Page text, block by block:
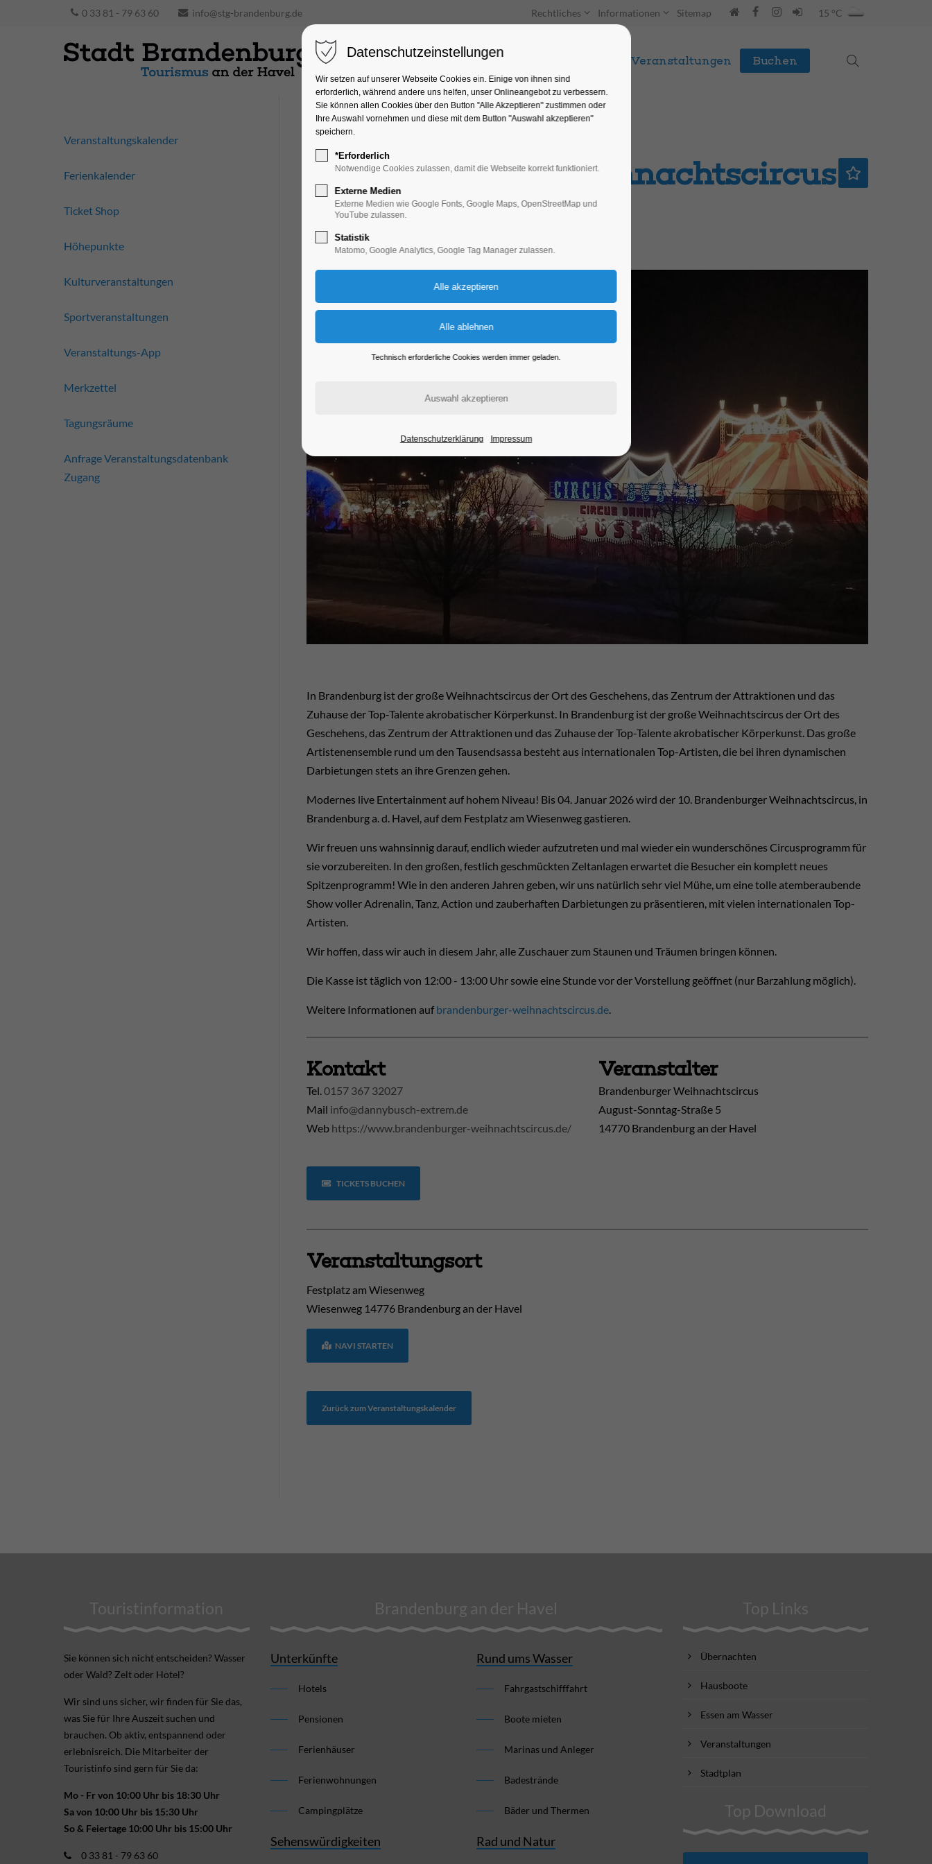
0 33 81 - 79 63 60 info@stg-brandenburg.de Rechtliches Informationen Sitemap 15 °C
Unterkünfte Entdecken & Erleben Veranstaltungen Buchen
Brandenburger Weihnachtscircus
Kunst, Party, Feiern, Fest, Winterzauber
22.12.2025, 18:30
In Brandenburg ist der große Weihnachtscircus der Ort des Geschehens, das Zentrum der Attraktionen und das
Zuhause der Top-Talente akrobatischer Körperkunst. In Brandenburg ist der große Weihnachtscircus der Ort des
Geschehens, das Zentrum der Attraktionen und das Zuhause der Top-Talente akrobatischer Körperkunst. Das große
Artistenensemble rund um den Tausendsassa besteht aus internationalen Top-Artisten, die bei ihren dynamischen
Darbietungen stets an ihre Grenzen gehen.
Modernes live Entertainment auf hohem Niveau! Bis 04. Januar 2026 wird der 10. Brandenburger Weihnachtscircus, in
Brandenburg a. d. Havel, auf dem Festplatz am Wiesenweg gastieren
Wir freuen uns wahnsinnig darauf, endlich wieder aufzutreten und mal wieder ein wunderschönes Circusprogramm für
sie vorzubereiten. In den großen, festlich geschmückten Zeltanlagen erwartet die Besucher ein komplett neues
Spitzenprogramm! Wie in den anderen Jahren geben, wir uns natürlich sehr viel Mühe, um eine tolle atemberaubende
Show voller Adrenalin, Tanz, Action und zauberhaften Darbietungen zu präsentieren, mit vielen internationalen Top-
Artisten.
Wir hoffen, dass wir auch in diesem Jahr, alle Zuschauer zum Staunen und Träumen bringen können.
Die Kasse ist täglich von 12:00 - 13:00 Uhr sowie eine Stunde vor der Vorstellung geöffnet (nur Barzahlung möglich).
Weitere Informationen auf brandenburger-weihnachtscircus.de
Kontakt
Tel. 0157 367 32027
Mail info@dannybusch-extrem.de
Web https://www.brandenburger-weihnachtscircus.de/
Veranstalter
Brandenburger Weihnachtscircus
August-Sonntag-Straße 5
14770 Brandenburg an der Havel
TICKETS BUCHEN
Veranstaltungsort
Festplatz am Wiesenweg
Wiesenweg 14776 Brandenburg an der Havel
NAVI STARTEN
Zurück zum Veranstaltungskalender
Veranstaltungskalender
Ferienkalender
Ticket Shop
Höhepunkte
Kulturveranstaltungen
Sportveranstaltungen
Veranstaltungs-App
Merkzettel
Tagungsräume
Anfrage Veranstaltungsdatenbank
Zugang
Touristinformation
Sie können sich nicht ent­scheiden? Wasser
oder Wald? Zelt oder Hotel?
Wir sind uns sicher, wir finden für Sie das,
was Sie für Ihre Aus­zeit suchen und
brauchen. Ob aktiv, ent­spannend oder
erlebnis­reich. Die Mitarbeiter der
Touristinfo sind gern für Sie da:
Mo - Fr von 10:00 Uhr bis 18:30 Uhr
Sa von 10:00 Uhr bis 15:30 Uhr
So & Feiertage 10:00 Uhr bis 15:00 Uhr
0 33 81 - 79 63 60
Brandenburg an der Havel
Unterkünfte
Hotels
Pensionen
Ferienhäuser
Ferienwohnungen
Campingplätze
Sehenswürdigkeiten
Rund ums Wasser
Fahrgastschifffahrt
Boote mieten
Marinas und Anleger
Badestrände
Bäder und Thermen
Rad und Natur
Top Links
Übernachten
Hausboote
Essen am Wasser
Veranstaltungen
Stadtplan
Top Download
Datenschutzeinstellungen
Wir setzen auf unserer Webseite Cookies ein. Einige von ihnen sind
erforderlich, während andere uns helfen, unser Onlineangebot zu verbessern.
Sie können allen Cookies über den Button "Alle Akzeptieren" zustimmen oder
Ihre Auswahl vornehmen und diese mit dem Button "Auswahl akzeptieren"
speichern.
*Erforderlich
Notwendige Cookies zulassen, damit die Webseite korrekt funktioniert.
Externe Medien
Externe Medien wie Google Fonts, Google Maps, OpenStreetMap und
YouTube zulassen.
Statistik
Matomo, Google Analytics, Google Tag Manager zulassen.
Technisch erforderliche Cookies werden immer geladen.
Datenschutzerklärung Impressum